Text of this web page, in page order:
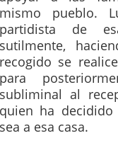
mismo pueblo.
partidista de
sutilmente,
recogido se
para
subliminal al
quien ha
sea a esa casa.